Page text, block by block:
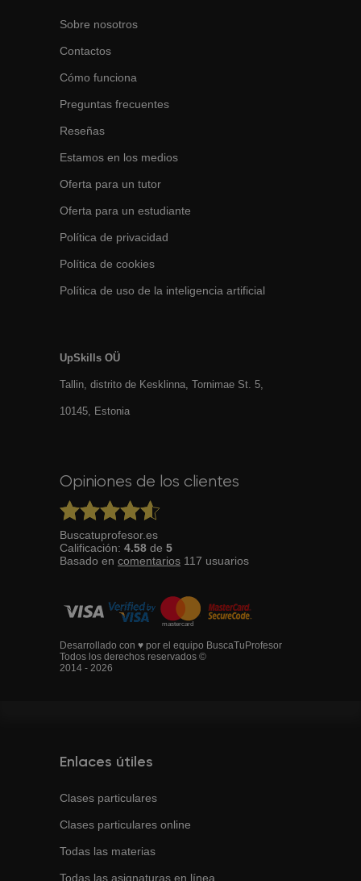
Sobre nosotros
Contactos
Cómo funciona
Preguntas frecuentes
Reseñas
Estamos en los medios
Oferta para un tutor
Oferta para un estudiante
Política de privacidad
Política de cookies
Política de uso de la inteligencia artificial
UpSkills OÜ
Tallin, distrito de Kesklinna, Tornimаe St. 5,
10145, Estonia
Opiniones de los clientes
Buscatuprofesor.es
Calificación: 4.58 de 5
Basado en comentarios 117 usuarios
Desarrollado con ♥ por el equipo BuscaTuProfesor
Todos los derechos reservados ©
2014 - 2026
Enlaces útiles
Clases particulares
Clases particulares online
Todas las materias
Todas las asignaturas en línea